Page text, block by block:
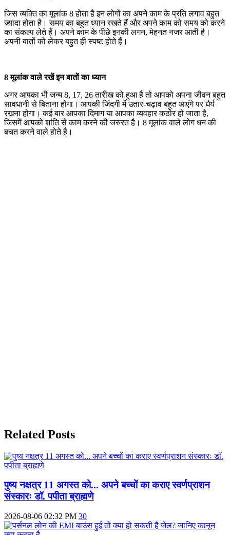
जिस व्यक्ति का मूलांक 8 होता है इन लोगों का अपने काम के प्रति लगाव बहुत
ज्यादा होता है। समय का बहुत ध्यान रखते हैं और अपने काम को समय को करने
का संकल्प लेते हैं। अपने काम के पीछे इनकी लगन, मेहनत नजर आती है।
अपनी बातों को लेकर बहुत ही स्पष्ट होते हैं।
8 मूलांक वाले रखें इन बातों का ध्यान
अगर आपका भी जन्म 8, 17, 26 तारीख को हुआ है तो आपको अपना जीवन बहुत
सावधानी से बिताना होगा। आपकी जिंदगी में उतार-चढ़ाव बहुत आएंगे पर धैर्य
रखना होगा। कई बार आपका दिमाग या आपका व्यवहार कठोर हो जाता है,
जिसमें आपको शांति से काम करने की जरुरत है। 8 मूलांक वाले लोग धन की
बचत करने वाले होते है।
Related Posts
पुष्य नक्षत्र 11 अगस्त को... अपने बच्चों का कराए स्वर्णप्राशन
संस्कारः डॉ. पपीता ब्राह्मणे
2026-08-06 02:32 PM 30